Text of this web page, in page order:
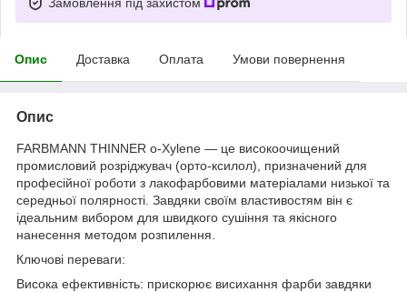
Опис Доставка Оплата Умови повернення
Опис
FARBMANN THINNER o-Xylene — це високоочищений
промисловий розріджувач (орто-ксилол), призначений для
професійної роботи з лакофарбовими матеріалами низької та
середньої полярності. Завдяки своїм властивостям він є
ідеальним вибором для швидкого сушіння та якісного
нанесення методом розпилення.
Ключові переваги:
Висока ефективність: прискорює висихання фарби завдяки